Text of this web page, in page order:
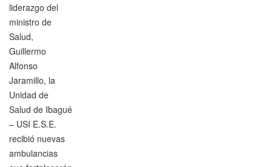
liderazgo del
ministro de
Salud,
Guillermo
Alfonso
Jaramillo, la
Unidad de
Salud de Ibagué
– USI E.S.E.
recibió nuevas
ambulancias